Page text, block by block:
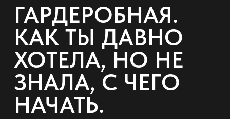
ГАРДЕРОБНАЯ.
КАК ТЫ ДАВНО
ХОТЕЛА, НО НЕ
ЗНАЛА, С ЧЕГО
НАЧАТЬ.